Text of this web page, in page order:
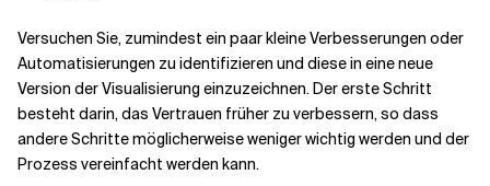
Versuchen Sie, zumindest ein paar kleine Verbesserungen oder
Automatisierungen zu identifizieren und diese in eine neue
Version der Visualisierung einzuzeichnen. Der erste Schritt
besteht darin, das Vertrauen früher zu verbessern, so dass
andere Schritte möglicherweise weniger wichtig werden und der
Prozess vereinfacht werden kann.